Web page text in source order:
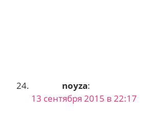
noyza:
13 сентября 2015 в 22:17